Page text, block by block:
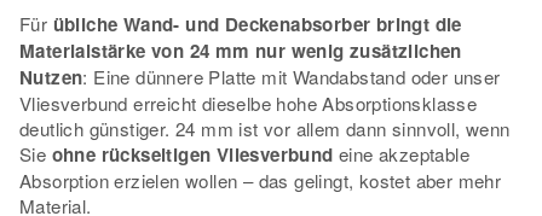
Für übliche Wand- und Deckenabsorber bringt die
Materialstärke von 24 mm nur wenig zusätzlichen
Nutzen: Eine dünnere Platte mit Wandabstand oder unser
Vliesverbund erreicht dieselbe hohe Absorptionsklasse
deutlich günstiger. 24 mm ist vor allem dann sinnvoll, wenn
Sie ohne rückseitigen Vliesverbund eine akzeptable
Absorption erzielen wollen – das gelingt, kostet aber mehr
Material.